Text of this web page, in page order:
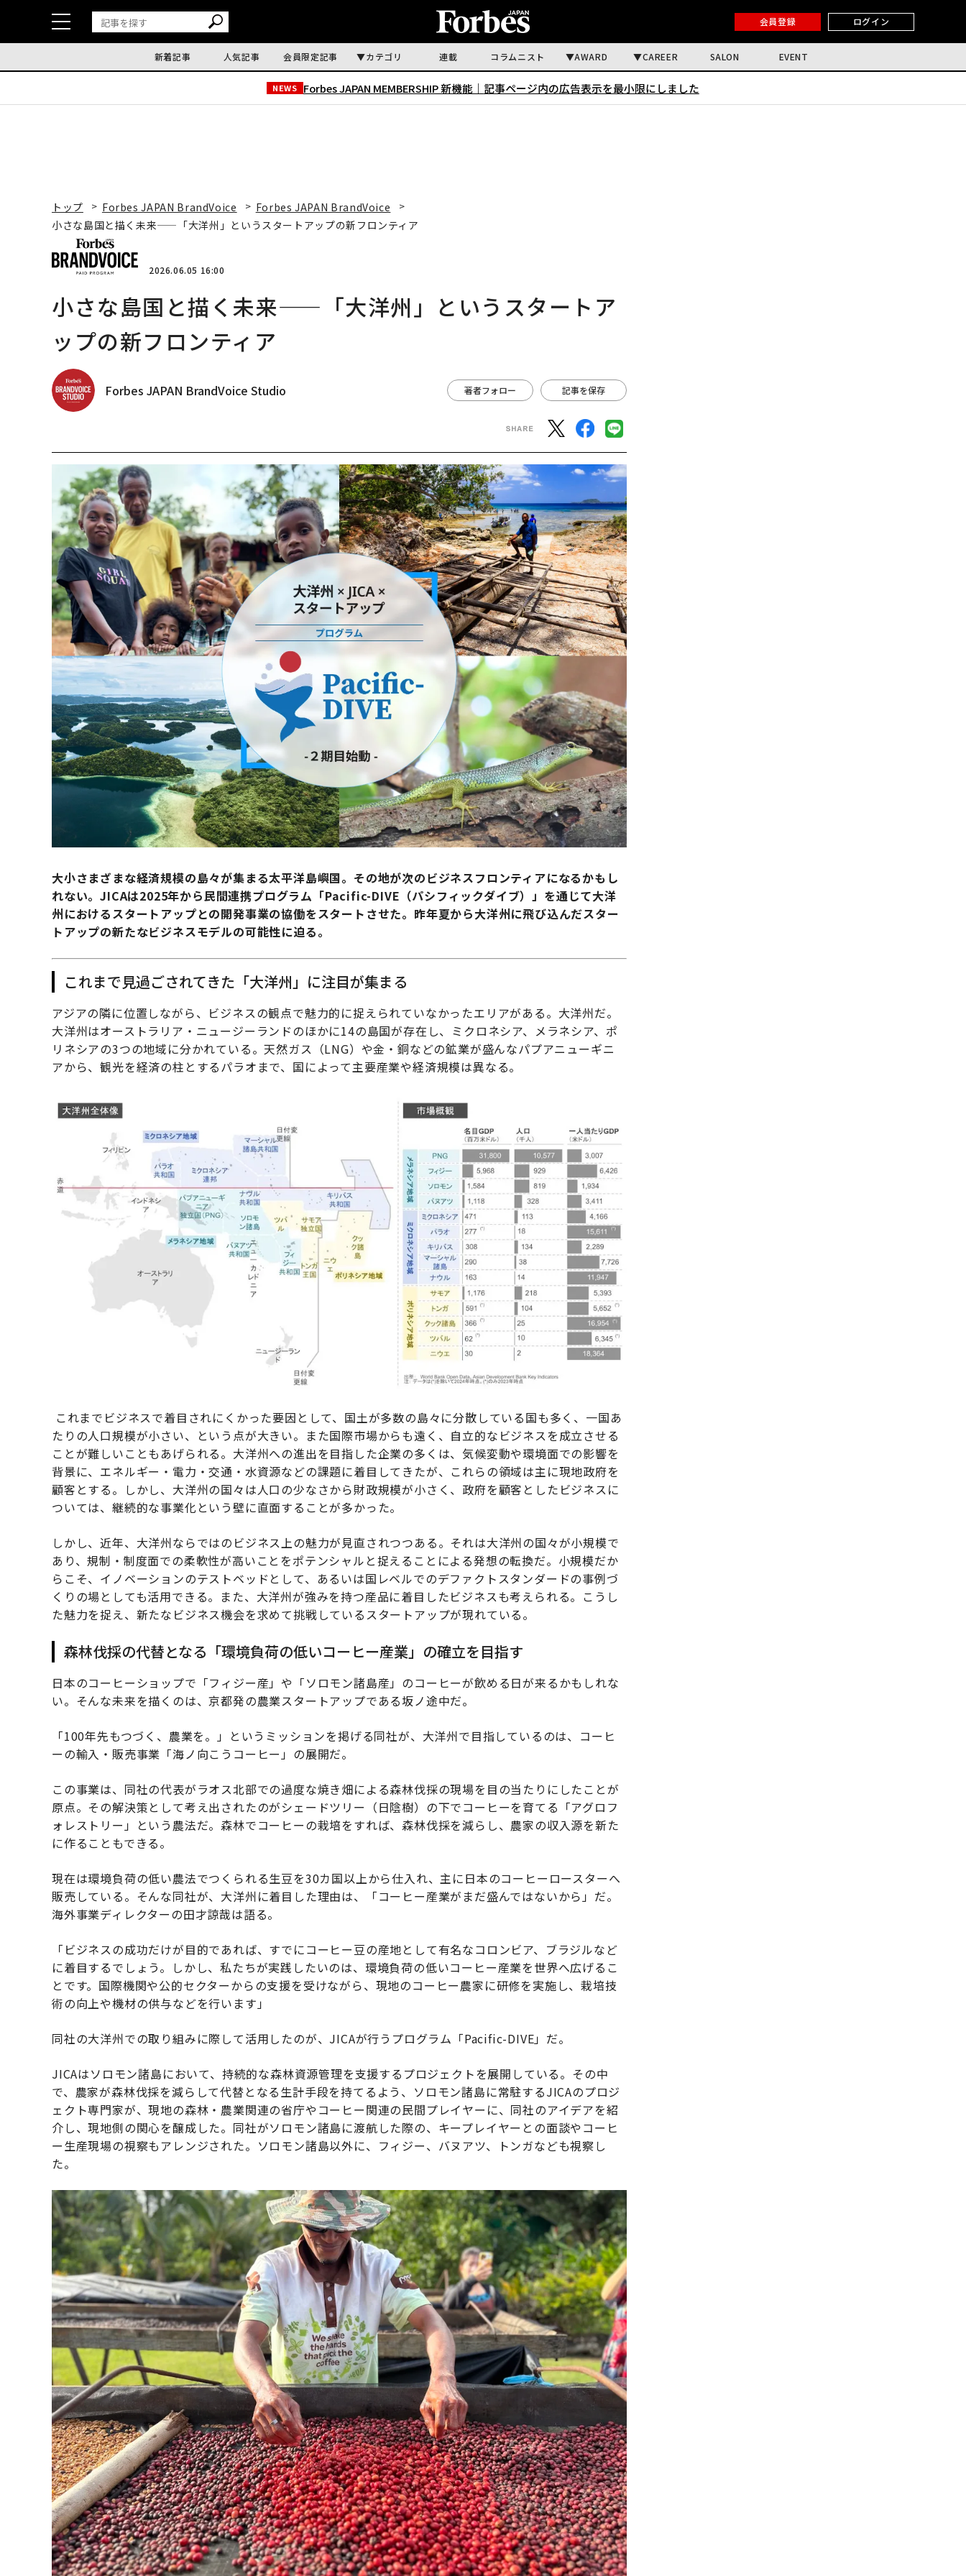
会員登録 ログイン
新着記事 人気記事 会員限定記事 カテゴリ 連載 コラムニスト AWARD CAREER SALON EVENT
NEWS Forbes JAPAN MEMBERSHIP 新機能｜ 記事ページ内の広告表示を最小限にしました
トップ Forbes JAPAN BrandVoice
Forbes JAPAN BrandVoice
小さな島国と描く未来——「大洋州」というスタートアップの新フロンティア
2026.06.05 16:00
小さな島国と描く未来——「大洋州」というスタートア
ップの新フロンティア
Forbes JAPAN BrandVoice Studio 著者フォロー 記事を保存
大小さまざまな経済規模の島々が集まる太平洋島嶼国。その地が次のビジネスフロンティアになるかもし
れない。JICAは2025年から民間連携プログラム「Pacific-DIVE（パシフィックダイブ）」を通じて大洋
州におけるスタートアップとの開発事業の協働をスタートさせた。昨年夏から大洋州に飛び込んだスター
トアップの新たなビジネスモデルの可能性に迫る。
これまで見過ごされてきた「大洋州」に注目が集まる
アジアの隣に位置しながら、ビジネスの観点で魅力的に捉えられていなかったエリアがある。大洋州だ。
大洋州はオーストラリア・ニュージーランドのほかに14の島国が存在し、ミクロネシア、メラネシア、ポ
リネシアの3つの地域に分かれている。天然ガス（LNG）や金・銅などの鉱業が盛んなパプアニューギニ
アから、観光を経済の柱とするパラオまで、国によって主要産業や経済規模は異なる。
これまでビジネスで着目されにくかった要因として、国土が多数の島々に分散している国も多く、一国あ
たりの人口規模が小さい、という点が大きい。また国際市場からも遠く、自立的なビジネスを成立させる
ことが難しいこともあげられる。大洋州への進出を目指した企業の多くは、気候変動や環境面での影響を
背景に、エネルギー・電力・交通・水資源などの課題に着目してきたが、これらの領域は主に現地政府を
顧客とする。しかし、大洋州の国々は人口の少なさから財政規模が小さく、政府を顧客としたビジネスに
ついては、継続的な事業化という壁に直面することが多かった。
しかし、近年、大洋州ならではのビジネス上の魅力が見直されつつある。それは大洋州の国々が小規模で
あり、規制・制度面での柔軟性が高いことをポテンシャルと捉えることによる発想の転換だ。小規模だか
らこそ、イノベーションのテストベッドとして、あるいは国レベルでのデファクトスタンダードの事例づ
くりの場としても活用できる。また、大洋州が強みを持つ産品に着目したビジネスも考えられる。こうし
た魅力を捉え、新たなビジネス機会を求めて挑戦しているスタートアップが現れている。
森林伐採の代替となる「環境負荷の低いコーヒー産業」の確立を目指す
日本のコーヒーショップで「フィジー産」や「ソロモン諸島産」のコーヒーが飲める日が来るかもしれな
い。そんな未来を描くのは、京都発の農業スタートアップである坂ノ途中だ。
「100年先もつづく、農業を。」というミッションを掲げる同社が、大洋州で目指しているのは、コーヒ
ーの輸入・販売事業「海ノ向こうコーヒー」の展開だ。
この事業は、同社の代表がラオス北部での過度な焼き畑による森林伐採の現場を目の当たりにしたことが
原点。その解決策として考え出されたのがシェードツリー（日陰樹）の下でコーヒーを育てる「アグロフ
ォレストリー」という農法だ。森林でコーヒーの栽培をすれば、森林伐採を減らし、農家の収入源を新た
に作ることもできる。
現在は環境負荷の低い農法でつくられる生豆を30カ国以上から仕入れ、主に日本のコーヒーロースターへ
販売している。そんな同社が、大洋州に着目した理由は、「コーヒー産業がまだ盛んではないから」だ。
海外事業ディレクターの田才諒哉は語る。
「ビジネスの成功だけが目的であれば、すでにコーヒー豆の産地として有名なコロンビア、ブラジルなど
に着目するでしょう。しかし、私たちが実践したいのは、環境負荷の低いコーヒー産業を世界へ広げるこ
とです。国際機関や公的セクターからの支援を受けながら、現地のコーヒー農家に研修を実施し、栽培技
術の向上や機材の供与などを行います」
同社の大洋州での取り組みに際して活用したのが、JICAが行うプログラム「Pacific-DIVE」だ。
JICAはソロモン諸島において、持続的な森林資源管理を支援するプロジェクトを展開している。その中
で、農家が森林伐採を減らして代替となる生計手段を持てるよう、ソロモン諸島に常駐するJICAのプロジ
ェクト専門家が、現地の森林・農業関連の省庁やコーヒー関連の民間プレイヤーに、同社のアイデアを紹
介し、現地側の関心を醸成した。同社がソロモン諸島に渡航した際の、キープレイヤーとの面談やコーヒ
ー生産現場の視察もアレンジされた。ソロモン諸島以外に、フィジー、バヌアツ、トンガなども視察し
た。